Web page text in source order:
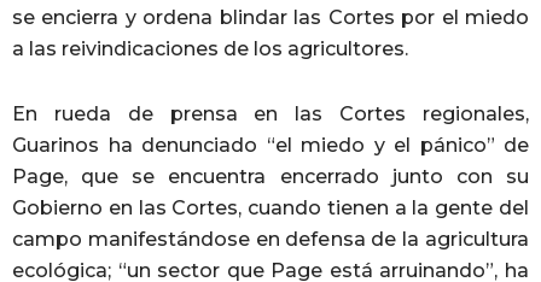
se encierra y ordena blindar las Cortes por el miedo
a las reivindicaciones de los agricultores.
En rueda de prensa en las Cortes regionales,
Guarinos ha denunciado “el miedo y el pánico” de
Page, que se encuentra encerrado junto con su
Gobierno en las Cortes, cuando tienen a la gente del
campo manifestándose en defensa de la agricultura
ecológica; “un sector que Page está arruinando”, ha